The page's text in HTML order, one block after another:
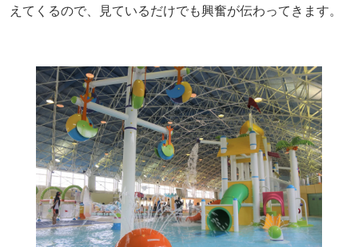
えてくるので、見ているだけでも興奮が伝わってきます。